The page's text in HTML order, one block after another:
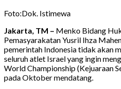
Foto:Dok. Istimewa
Jakarta, TM – Menko Bidang
Pemasyarakatan Yusril Ihza
pemerintah Indonesia tidak akan
seluruh atlet Israel yang ingin
World Championship (Kejuaraan
pada Oktober mendatang.